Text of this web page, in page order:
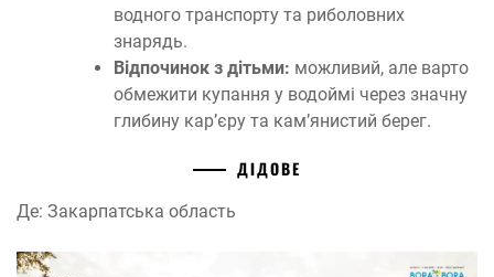
водного транспорту та риболовних
знарядь.
Відпочинок з дітьми: можливий, але варто
обмежити купання у водоймі через значну
глибину кар’єру та кам’янистий берег.
ДІДОВЕ
Де: Закарпатська область